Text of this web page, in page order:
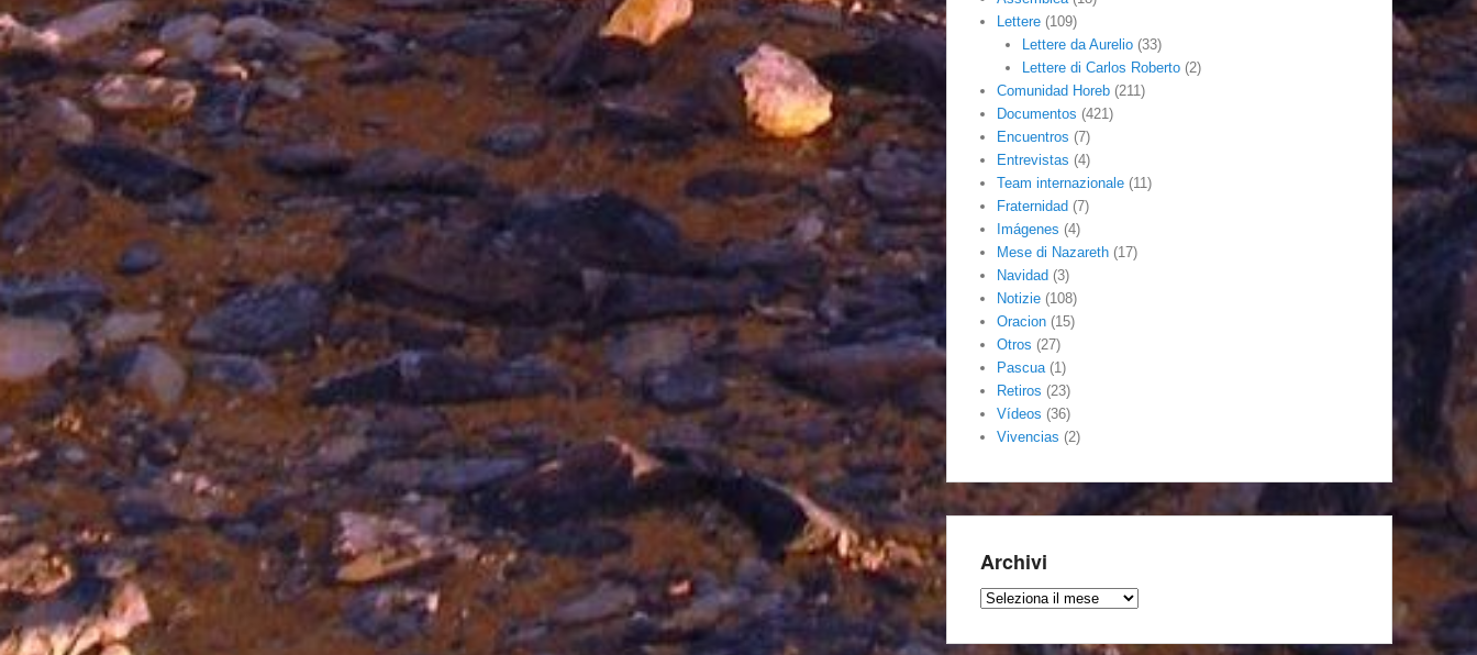
Lettere (109)
Lettere da Aurelio(33)
Lettere di Carlos Roberto(2)
Comunidad Horeb (211)
Documentos (421)
Encuentros (7)
Entrevistas (4)
Team internazionale (11)
Fraternidad (7)
Imágenes (4)
Mese di Nazareth (17)
Navidad (3)
Notizie (108)
Oracion (15)
Otros (27)
Pascua(1)
Retiros (23)
Vídeos (36)
Vivencias (2)
Archivi
Archivi